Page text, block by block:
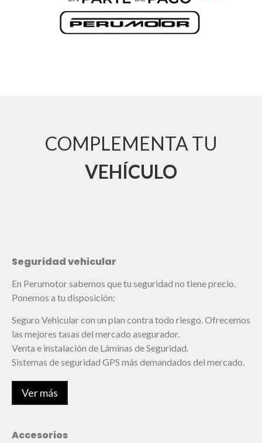
COMPLEMENTA TU
VEHÍCULO
Seguridad vehicular
En Perumotor sabemos que tu seguridad no tiene precio.
Ponemos a tu disposición:
Seguro Vehicular con un plan contra todo riesgo. Ofrecemos
las mejores tasas del mercado asegurador.
Venta e instalación de Láminas de Seguridad.
Sistemas de seguridad GPS más demandados del mercado.
Ver más
Accesorios